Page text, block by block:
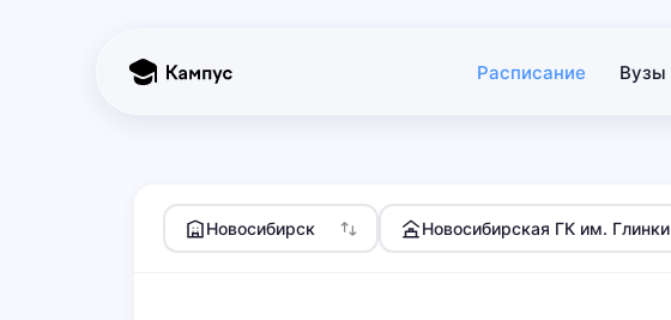
Расписание Вузы
Новосибирск Новосибирская ГК им. Глинки